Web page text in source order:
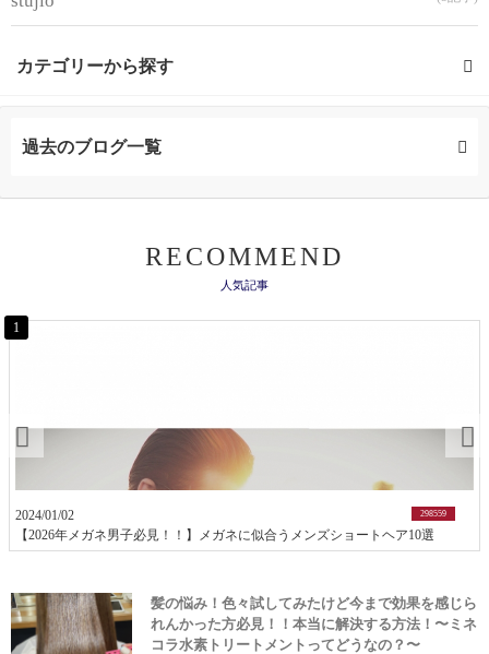
カテゴリーから探す
ミネコラ (23記事)
メンズヘアケア (1記事)
メンズカットショート (1記事)
カラー (12記事)
過去のブログ一覧
RECOMMEND
人気記事
1
2024/01/02 298559
【2026年メガネ男子必見！！】メガネに似合うメンズショートヘア10選
髪の悩み！色々試してみたけど今まで効果を感じら
れんかった方必見！！本当に解決する方法！〜ミネ
コラ水素トリートメントってどうなの？〜